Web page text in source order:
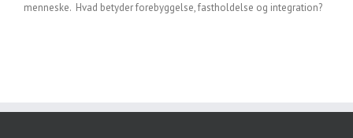
menneske. Hvad betyder forebyggelse, fastholdelse og integration?